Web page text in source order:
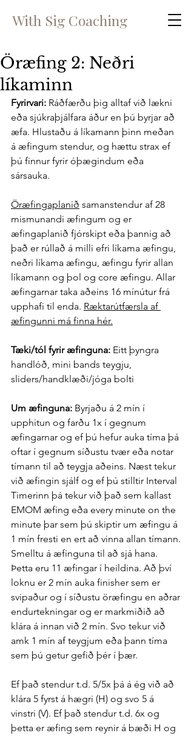
With Sig Coaching
Öræfing 2: Neðri
líkaminn
Fyrirvari: Ráðfærðu þig alltaf við lækni
eða sjúkraþjálfara áður en þú byrjar að
æfa. Hlustaðu á líkamann þinn meðan
á æfingum stendur, og hættu strax ef
þú finnur fyrir óþægindum eða
sársauka.
Öræfingaplanið samanstendur af 28
mismunandi æfingum og er
æfingaplanið fjórskipt eða þannig að
það er rúllað á milli efri líkama æfingu,
neðri líkama æfingu, æfingu fyrir allan
líkamann og þol og core æfingu. Allar
æfingarnar taka aðeins 16 mínútur frá
upphafi til enda. Ræktarútfærsla af
æfingunni má finna hér.
Tæki/tól fyrir æfinguna: Eitt þyngra
handlóð, mini bands teygju,
sliders/handklæði/jóga bolti
Um æfinguna: Byrjaðu á 2 mín í
upphitun og farðu 1x í gegnum
æfingarnar og ef þú hefur auka tíma þá
oftar í gegnum síðustu tvær eða notar
tímann til að teygja aðeins. Næst tekur
við æfingin sjálf og ef þú stilltir Interval
Timerinn þá tekur við það sem kallast
EMOM æfing eða every minute on the
minute þar sem þú skiptir um æfingu á
1 mín fresti en ert að vinna allan tímann.
Smelltu á æfinguna til að sjá hana.
Þetta eru 11 æfingar í heildina. Að því
loknu er 2 mín auka finisher sem er
svipaður og í síðustu öræfingu en aðrar
endurtekningar og er markmiðið að
klára á innan við 2 mín. Svo tekur við
amk 1 mín af teygjum eða þann tíma
sem þú getur gefið þér í þær.
Ef það stendur t.d. 5/5x þá á ég við að
klára 5 fyrst á hægri (H) og svo 5 á
vinstri (V). Ef það stendur t.d. 6x og
þetta er æfing sem reynir á bæði H og